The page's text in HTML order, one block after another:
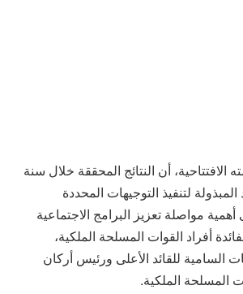
الافتتاحية، أن النتائج المحققة خلال سنة
المبذولة لتنفيذ التوجيهات المحددة
مواصلة تعزيز البرامج الاجتماعية
أفراد القوات المسلحة الملكية،
السامية للقائد الأعلى ورئيس أركان
المسلحة الملكية.